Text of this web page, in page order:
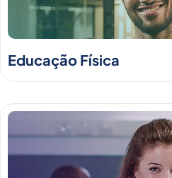
Educação Física